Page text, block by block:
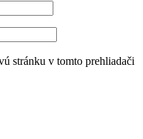
stránku v tomto prehliadači